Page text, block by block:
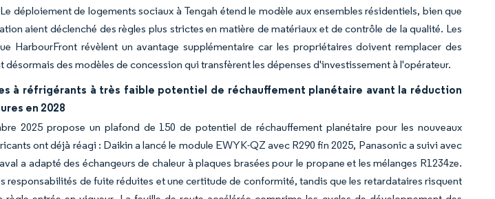
déploiement de logements sociaux à Tengah étend le modèle aux ensembles résidentiels, bien que
aient déclenché des règles plus strictes en matière de matériaux et de contrôle de la qualité. Les
HarbourFront révèlent un avantage supplémentaire car les propriétaires doivent remplacer des
des modèles de concession qui transfèrent les dépenses d'investissement à l'opérateur.
à réfrigérants à très faible potentiel de réchauffement planétaire avant la réduction
en 2028
2025 propose un plafond de 150 de potentiel de réchauffement planétaire pour les nouveaux
ont déjà réagi : Daikin a lancé le module EWYK-QZ avec R290 fin 2025, Panasonic a suivi avec
a adapté des échangeurs de chaleur à plaques brasées pour le propane et les mélanges R1234ze.
responsabilités de fuite réduites et une certitude de conformité, tandis que les retardataires risquent